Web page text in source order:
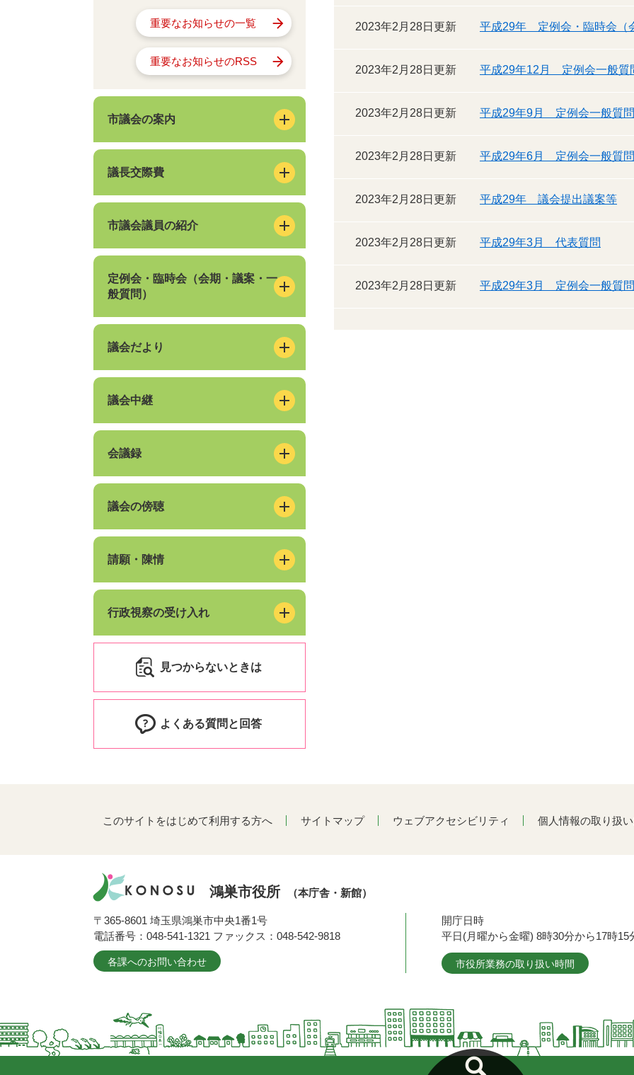
2023年2月28日更新 平成29年 定例会・臨時会（
2023年2月28日更新 平成29年12月 定例会一般質
2023年2月28日更新 平成29年9月 定例会一般質
2023年2月28日更新 平成29年6月 定例会一般質
2023年2月28日更新 平成29年 議会提出議案等
2023年2月28日更新 平成29年3月 代表質問
2023年2月28日更新 平成29年3月 定例会一般質
重要なお知らせの一覧
重要なお知らせのRSS
市議会の案内
議長交際費
市議会議員の紹介
定例会・臨時会（会期・議案・一
般質問）
議会だより
議会中継
会議録
議会の傍聴
請願・陳情
行政視察の受け入れ
見つからないときは
よくある質問と回答
このサイトをはじめて利用する方へ サイトマップ ウェブアクセシビリティ 個人情報の取り扱
鴻巣市役所 （本庁舎・新館）
〒365-8601 埼玉県鴻巣市中央1番1号
電話番号：048-541-1321 ファックス：048-542-9818
各課へのお問い合わせ
開庁日時
平日(月曜から金曜) 8時30分から17時15
市役所業務の取り扱い時間